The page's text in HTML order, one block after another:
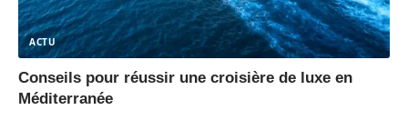
ACTU
Conseils pour réussir une croisière de luxe en
Méditerranée